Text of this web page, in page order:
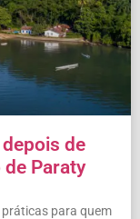
de
Paraty
para quem